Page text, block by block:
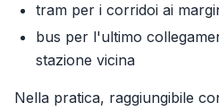
tram per i corridoi ai
bus per l'ultimo
stazione vicina
Nella pratica, raggiungibile